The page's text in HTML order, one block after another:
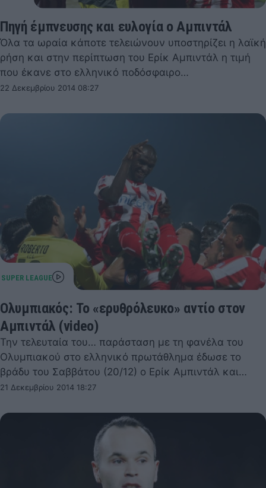
Πηγή έμπνευσης και ευλογία ο Αμπιντάλ
Όλα τα ωραία κάποτε τελειώνουν υποστηρίζει η λαϊκή
ρήση και στην περίπτωση του Ερίκ Αμπιντάλ η τιμή
που έκανε στο ελληνικό ποδόσφαιρο…
22 Δεκεμβρίου 2014 08:27
Ολυμπιακός: Το «ερυθρόλευκο» αντίο στον
Αμπιντάλ (video)
Την τελευταία του… παράσταση με τη φανέλα του
Ολυμπιακού στο ελληνικό πρωτάθλημα έδωσε το
βράδυ του Σαββάτου (20/12) ο Ερίκ Αμπιντάλ και…
21 Δεκεμβρίου 2014 18:27